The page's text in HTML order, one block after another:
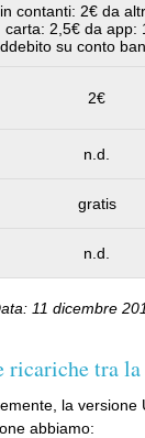
in contanti: 2€ da
carta: 2,5€ da app:
su conto
2€
n.d.
gratis
n.d.
11 dicembre
tra
la
abbiamo: